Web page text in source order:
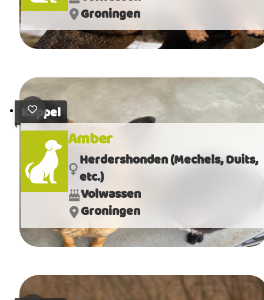
Groningen
Koppel
Amber
Herdershonden (Mechels, Duits,
etc.)
Volwassen
Groningen